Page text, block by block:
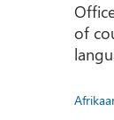
of